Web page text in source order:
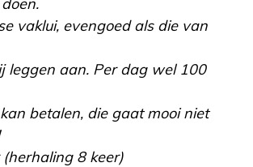
vaklui, evengoed als die van
leggen aan. Per dag wel 100
betalen, die gaat mooi niet
8 keer)